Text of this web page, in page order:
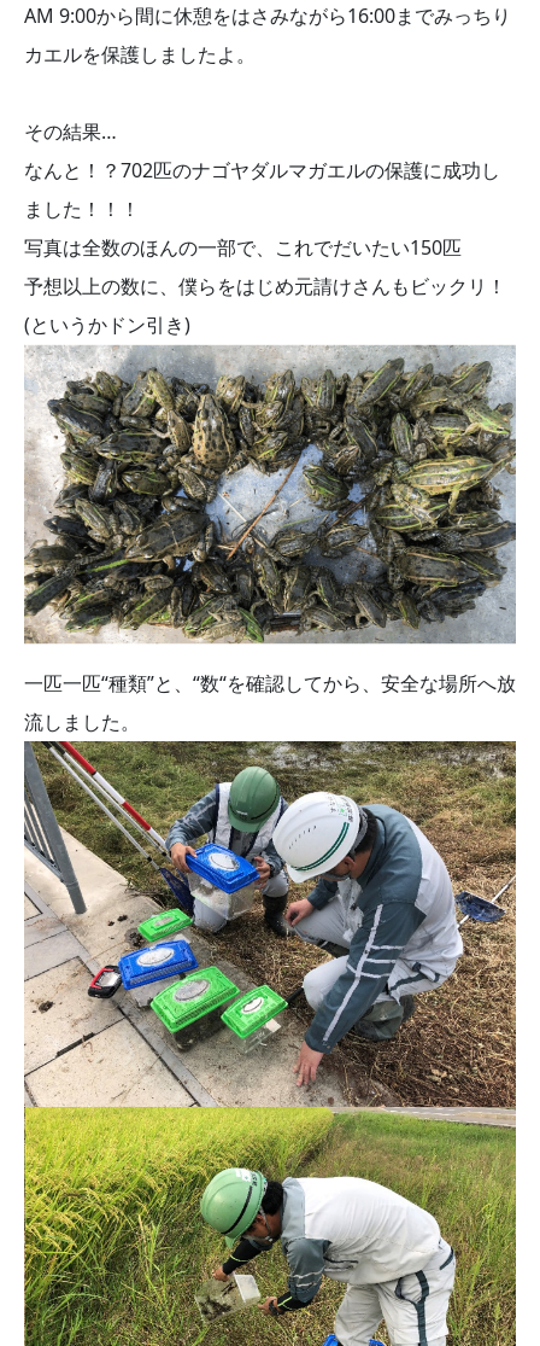
AM 9:00から間に休憩をはさみながら16:00までみっちり
カエルを保護しましたよ。
その結果…
なんと！？702匹のナゴヤダルマガエルの保護に成功し
ました！！！
写真は全数のほんの一部で、これでだいたい150匹
予想以上の数に、僕らをはじめ元請けさんもビックリ！
(というかドン引き)
一匹一匹“種類”と、“数“を確認してから、安全な場所へ放
流しました。